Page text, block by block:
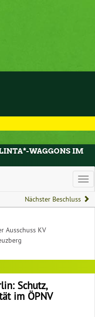
WAGGONS IM
Nächster Beschluss
Ausschuss KV
Schutz,
im ÖPNV